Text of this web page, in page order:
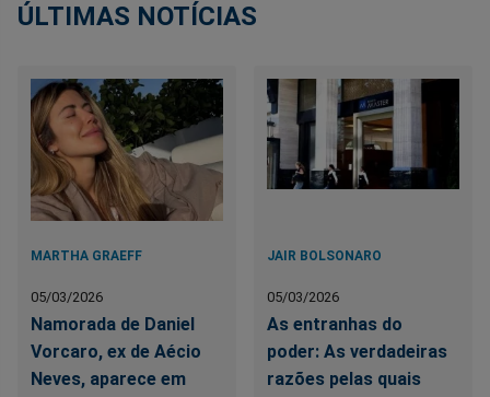
ÚLTIMAS NOTÍCIAS
MARTHA GRAEFF
05/03/2026
Namorada de Daniel
Vorcaro, ex de Aécio
Neves, aparece em
JAIR BOLSONARO
05/03/2026
As entranhas do
poder: As verdadeiras
razões pelas quais